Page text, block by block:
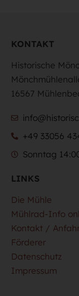
LINKS
Die Mühle
Mühlrad-Info
Kontakt /
Förderer
Datenschutz
Impressum
KONTAKT
Historische
16567
+49 33056
Sonntag